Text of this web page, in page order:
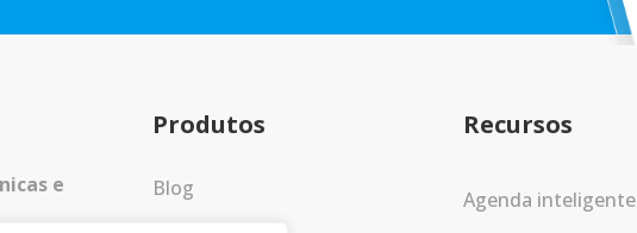
e
Produtos
Blog
Recursos
Agenda inteligente